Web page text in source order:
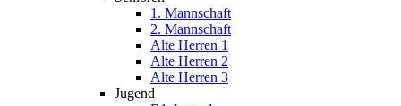
1. Mannschaft
2. Mannschaft
Alte Herren 1
Alte Herren 2
Alte Herren 3
Jugend